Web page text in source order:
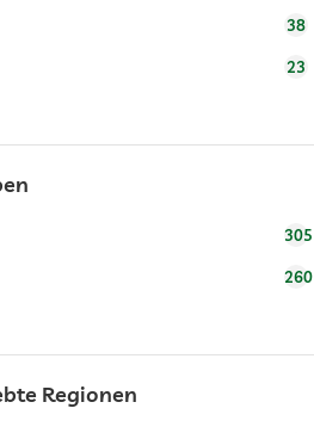
Frühstück auf dem Zimmer
38
23
305
260
Regionen